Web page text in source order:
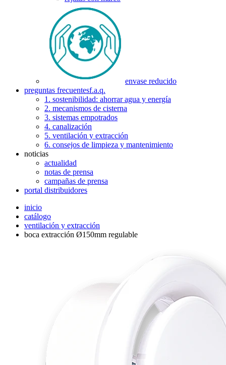
envase reducido
preguntas frecuentesf.a.q.
1. sostenibilidad: ahorrar agua y energía
2. mecanismos de cisterna
3. sistemas empotrados
4. canalización
5. ventilación y extracción
6. consejos de limpieza y mantenimiento
noticias
actualidad
notas de prensa
campañas de prensa
portal distribuidores
inicio
catálogo
ventilación y extracción
boca extracción Ø150mm regulable